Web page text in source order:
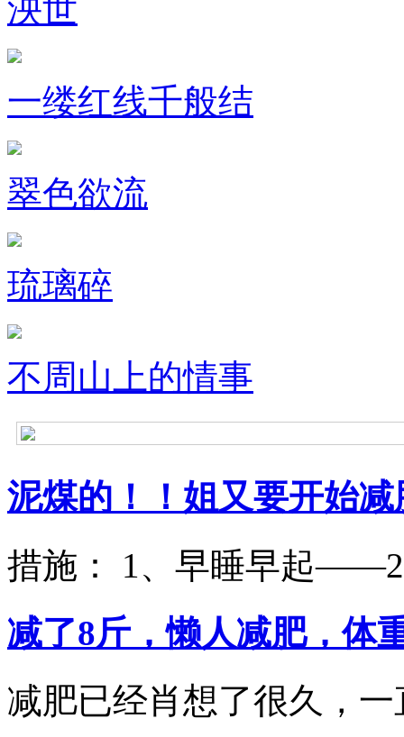
泱世
一缕红线千般结
翠色欲流
琉璃碎
不周山上的情事
泥煤的！！姐又要开始减
措施： 1、早睡早起
减了8斤，懒人减肥，体
减肥已经肖想了很久，